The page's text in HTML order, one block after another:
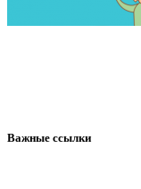
Важные ссылки